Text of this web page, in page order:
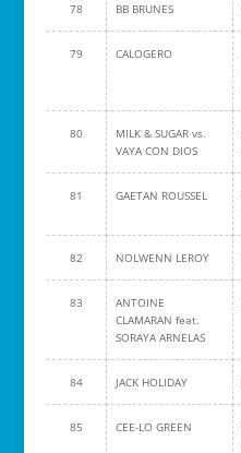
78 BB BRUNES
79 CALOGERO
80
MILK & SUGAR vs.
VAYA CON DIOS
81 GAETAN ROUSSEL
82 NOLWENN LEROY
83
ANTOINE
CLAMARAN feat.
SORAYA ARNELAS
84 JACK HOLIDAY
85 CEE-LO GREEN